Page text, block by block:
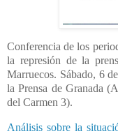
Conferencia de los
la represión de la
Marruecos. Sábado, 6
la Prensa de Granada
del Carmen 3).
Análisis sobre la